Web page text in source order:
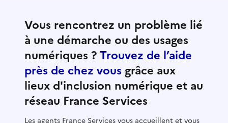
Vous rencontrez un problème lié
à une démarche ou des usages
numériques ?Trouvez de l’aide
près de chez vous grâce aux
lieux d'inclusion numérique et au
réseau France Services
Les agents France Services vous accueillent et vous